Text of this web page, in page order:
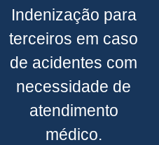
Indenização para
terceiros em caso
de acidentes com
necessidade de
atendimento
médico.